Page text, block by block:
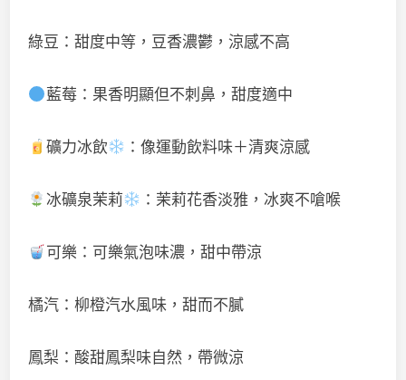
綠豆：甜度中等，豆香濃鬱，涼感不高
藍莓：果香明顯但不刺鼻，甜度適中
礦力冰飲 ：像運動飲料味＋清爽涼感
冰礦泉茉莉 ：茉莉花香淡雅，冰爽不嗆喉
可樂：可樂氣泡味濃，甜中帶涼
橘汽：柳橙汽水風味，甜而不膩
鳳梨：酸甜鳳梨味自然，帶微涼